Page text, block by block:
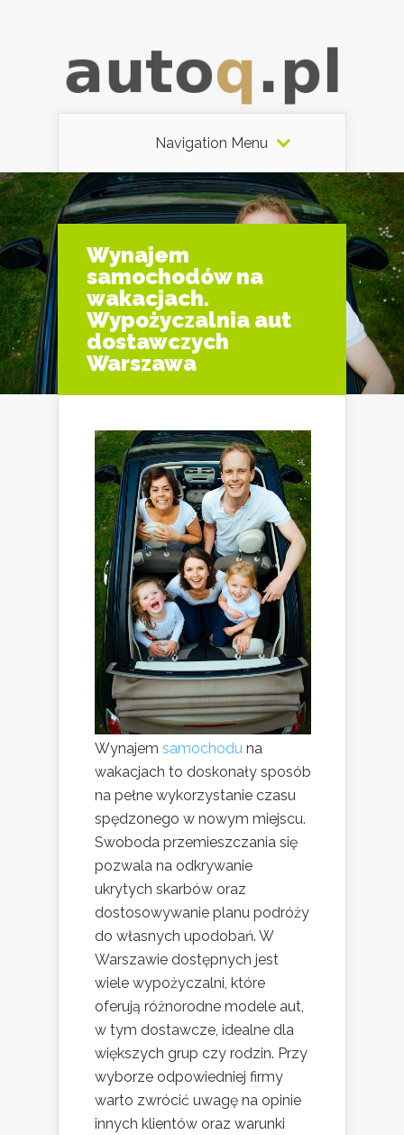
Navigation Menu
Wynajem
samochodów na
wakacjach.
Wypożyczalnia aut
dostawczych
Warszawa
Wynajem samochodu na
wakacjach to doskonały sposób
na pełne wykorzystanie czasu
spędzonego w nowym miejscu.
Swoboda przemieszczania się
pozwala na odkrywanie
ukrytych skarbów oraz
dostosowywanie planu podróży
do własnych upodobań. W
Warszawie dostępnych jest
wiele wypożyczalni, które
oferują różnorodne modele aut,
w tym dostawcze, idealne dla
większych grup czy rodzin. Przy
wyborze odpowiedniej firmy
warto zwrócić uwagę na opinie
innych klientów oraz warunki